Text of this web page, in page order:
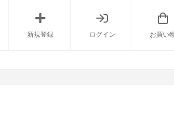
新規登録 ログイン お買い